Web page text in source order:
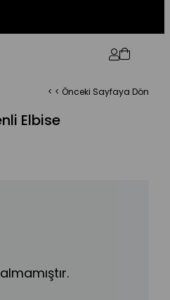
< < Önceki Sayfaya Dön
Elbise